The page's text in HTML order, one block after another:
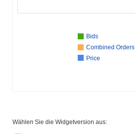
Bids
Combined Orders
Price
Wählen Sie die Widgetversion aus: